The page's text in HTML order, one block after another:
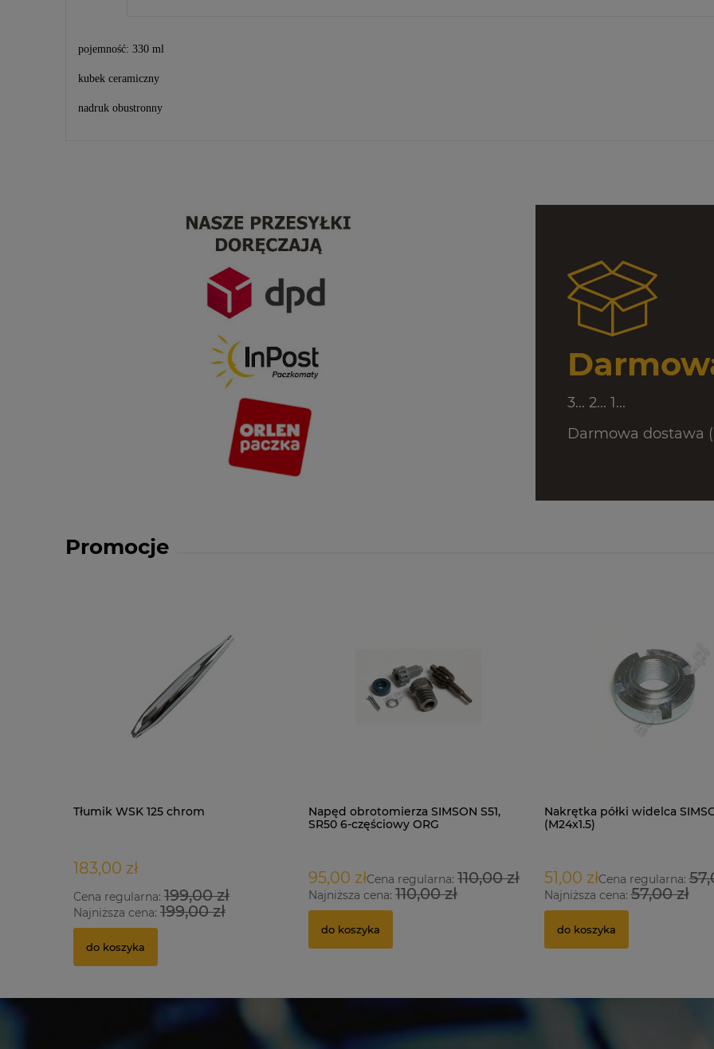
pojemność: 330 ml
kubek ceramiczny
nadruk obustronny
3... 2... 1...
Darmowa dostawa
Promocje
Tłumik WSK 125 chrom
183,00 zł
Cena regularna: 199,00 zł
Najniższa cena: 199,00 zł
do koszyka
Napęd obrotomierza SIMSON S51,
SR50 6-częściowy ORG
95,00 złCena regularna:110,00 zł
Najniższa cena:110,00 zł
do koszyka
Nakrętka półki widelca
(M24x1.5)
51,00 złCena regularna:
Najniższa cena:57,00 zł
do koszyka